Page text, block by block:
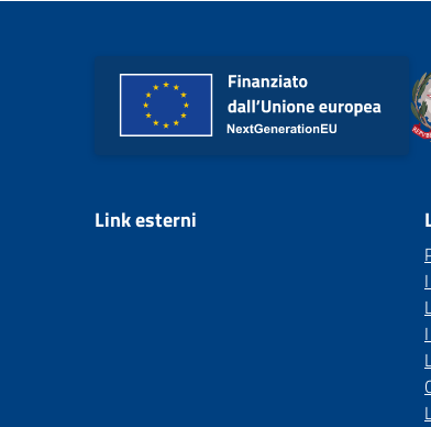
Link esterni